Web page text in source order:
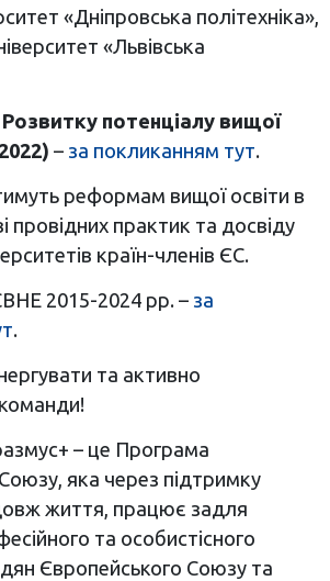
«Дніпровська політехніка»,
«Львівська
Розвитку потенціалу вищої
– за покликанням тут.
реформам вищої освіти в
провідних практик та досвіду
країн-членів ЄС.
2015-2024 рр. – за
.
та активно
– це Програма
яка через підтримку
життя, працює задля
та особистісного
Європейського Союзу та